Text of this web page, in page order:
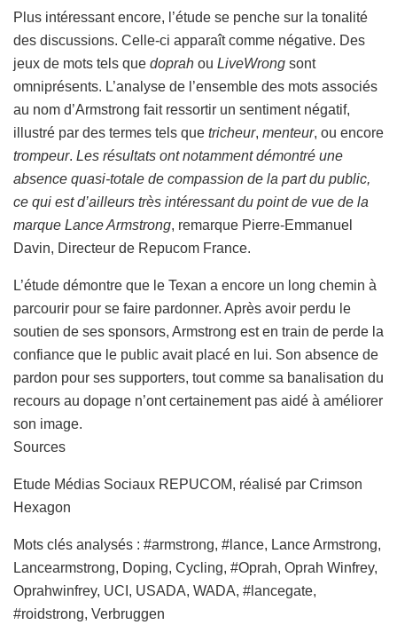
Plus intéressant encore, l’étude se penche sur la tonalité
des discussions. Celle-ci apparaît comme négative. Des
jeux de mots tels que doprah ou LiveWrong sont
omniprésents. L’analyse de l’ensemble des mots associés
au nom d’Armstrong fait ressortir un sentiment négatif,
illustré par des termes tels que tricheur, menteur, ou encore
trompeur. Les résultats ont notamment démontré une
absence quasi-totale de compassion de la part du public,
ce qui est d’ailleurs très intéressant du point de vue de la
marque Lance Armstrong, remarque Pierre-Emmanuel
Davin, Directeur de Repucom France.
L’étude démontre que le Texan a encore un long chemin à
parcourir pour se faire pardonner. Après avoir perdu le
soutien de ses sponsors, Armstrong est en train de perde la
confiance que le public avait placé en lui. Son absence de
pardon pour ses supporters, tout comme sa banalisation du
recours au dopage n’ont certainement pas aidé à améliorer
son image.
Sources
Etude Médias Sociaux REPUCOM, réalisé par Crimson
Hexagon
Mots clés analysés : #armstrong, #lance, Lance Armstrong,
Lancearmstrong, Doping, Cycling, #Oprah, Oprah Winfrey,
Oprahwinfrey, UCI, USADA, WADA, #lancegate,
#roidstrong, Verbruggen